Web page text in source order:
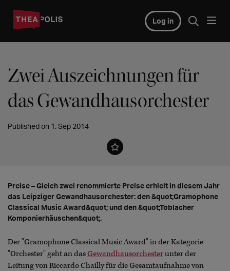
Log in
Zwei Auszeichnungen für
das Gewandhausorchester
Published on 1. Sep 2014
Preise – Gleich zwei renommierte Preise erhielt in diesem Jahr
das Leipziger Gewandhausorchester: den &quot;Gramophone
Classical Music Award&quot; und den &quot;Toblacher
Komponierhäuschen&quot;.
Der "Gramophone Classical Music Award" in der Kategorie
"Orchester" geht an dasGewandhausorchesterunter der
Leitung von Riccardo Chailly für die Gesamtaufnahme von